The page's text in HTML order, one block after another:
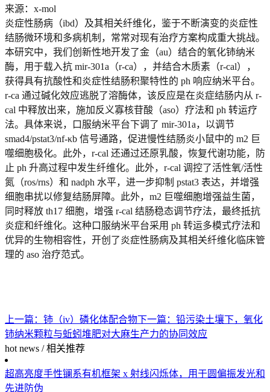
来源：x-mol
炎症性肠病（ibd）及其相关纤维化，鉴于不断演变的炎症性
结肠微环境和多病机制，常常对现有治疗方案构成重大挑战。
本研究中，我们创新性地开发了金（au）结合的氧化铈纳米
酶，用于载入抗 mir-301a（r-ca），并结合木质素（r-cal），
获得具有抗酸性和炎症性结肠积聚特性的 ph 响应纳米平台。
r-ca 通过碱化效应逃脱了溶酶体，该反应是在炎症结肠内从 r-
cal 中释放出来，施加 反义寡核苷酸 （aso）疗法和 ph 转运疗
法。具体来说，口服纳米平台下调了 mir-301a，以调节
smad4/pstat3/nf-κb 信号通路，促进慢性结肠炎小鼠中的 m2 巨
噬细胞极化。此外，r-cal 还通过还原乳酸，恢复代谢功能，防
止 ph 升高过程中发生纤维化。此外，r-cal 调控了活性氧/活性
氮（ros/rns）和 nadph 水平，进一步抑制 pstat3 表达，并增强
细胞串扰以修复结肠屏障。此外，m2 巨噬细胞增强益生菌，
同时释放 th17 细胞，增强 r-cal 结肠稳态调节疗法，最终抵抗
炎症和纤维化。这种口服纳米平台采用 ph 转运多模式疗法和
优异的生物相容性，开创了炎症性肠病及其相关纤维化临床管
理的 aso 治疗范式。
上一篇： 铈（iv）磷化体配合物下一篇： 铅污染土壤下，氧化
铈纳米颗粒与蚯蚓堆肥对大麻生产力的协同效应
hot news / 相关推荐
超高亮度手性镧系有机框架 x 射线闪烁体，用于圆偏振发光和
先进防伪